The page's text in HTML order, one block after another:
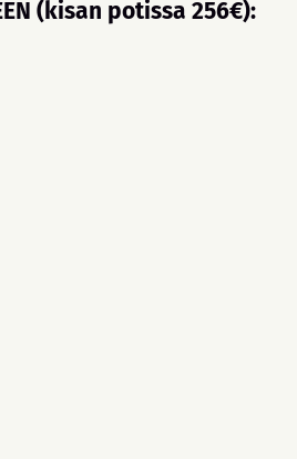
(kisan potissa 256€):